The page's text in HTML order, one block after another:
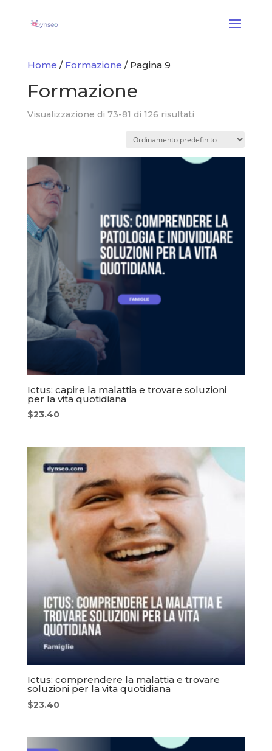
Home / Formazione / Pagina 9
Formazione
Visualizzazione di 73-81 di 126 risultati
Ictus: capire la malattia e trovare soluzioni
per la vita quotidiana
$23.40
Ictus: comprendere la malattia e trovare
soluzioni per la vita quotidiana
$23.40